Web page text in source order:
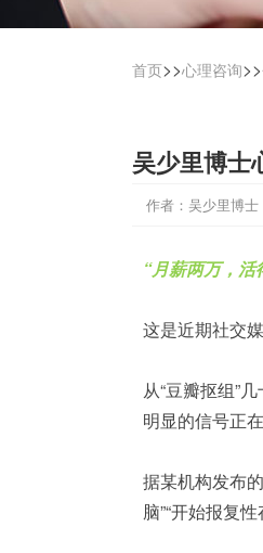
首页>>心理咨询>>
吴少里博士
作者：吴少里博
“月薪两万，
这是近期社交
从“豆瓣抠组”
明显的信号正
据某机构发布
脑”“开始报复